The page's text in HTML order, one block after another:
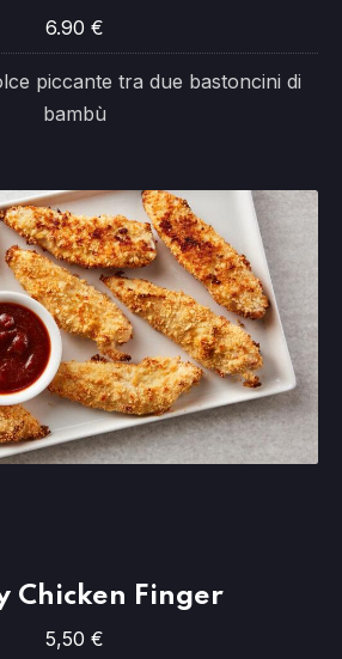
6.90 €
piccante tra due bastoncini di
bambù
Chicken Finger
5,50 €